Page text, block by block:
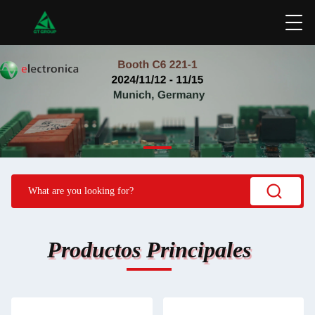
Productos Principales